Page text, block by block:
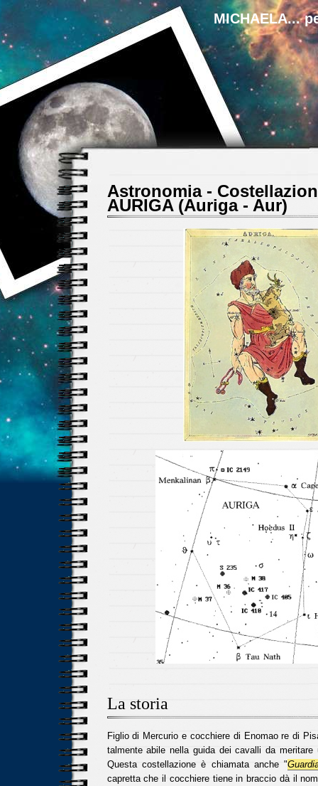
MICHAELA...
Astronomia -
AURIGA (Auriga - Aur)
La storia
Figlio di Mercurio e cocchiere di Enomao re di
talmente abile nella guida dei cavalli da
Questa costellazione è chiamata anche "
capretta che il cocchiere tiene in braccio dà il